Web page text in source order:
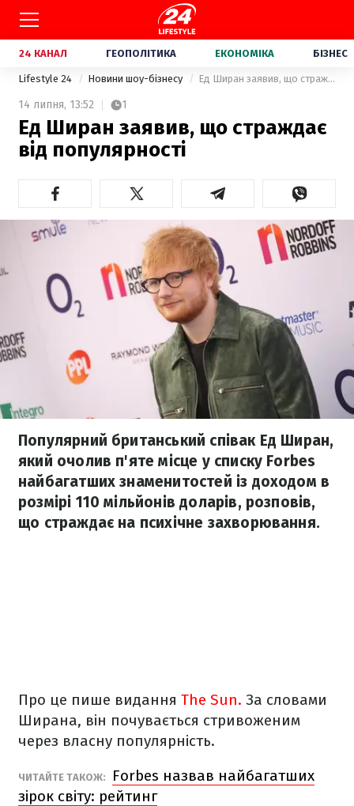
24 КАНАЛ ГЕОПОЛІТИКА ЕКОНОМІКА БІЗНЕС
Lifestyle 24 Новини шоу-бізнесу Ед Ширан заявив, що страждає від популярності
14 липня, 13:52 1
Ед Ширан заявив, що страждає
від популярності
Популярний британський співак Ед Ширан,
який очолив п'яте місце у списку Forbes
найбагатших знаменитостей із доходом в
розмірі 110 мільйонів доларів, розповів,
що страждає на психічне захворювання.
Про це пише видання The Sun. За словами
Ширана, він почувається стривоженим
через власну популярність.
ЧИТАЙТЕ ТАКОЖ:
Forbes назвав найбагатших
зірок світу: рейтинг